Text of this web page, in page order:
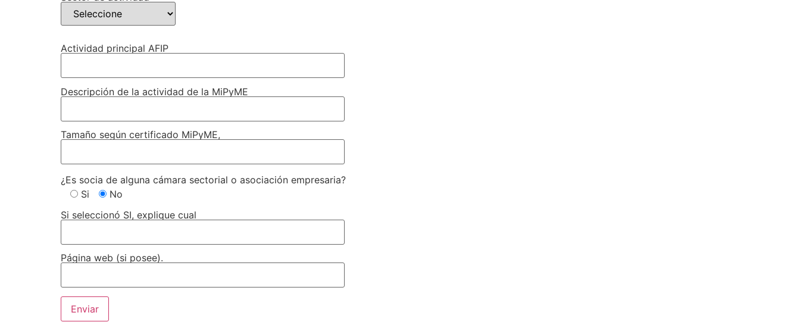
Actividad principal AFIP
Descripción de la actividad de la MiPyME
Tamaño según certificado MiPyME,
¿Es socia de alguna cámara sectorial o asociación empresaria?
Si
No
Si seleccionó SI, explique cual
Página web (si posee).